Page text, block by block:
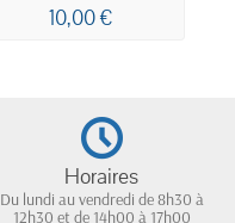
10,00 €
Horaires
Du lundi au vendredi de 8h30 à
12h30 et de 14h00 à 17h00